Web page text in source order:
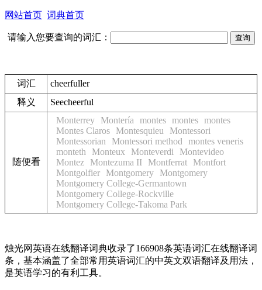
网站首页 词典首页
请输入您要查询的词汇：
词汇
cheerfuller
释义
Seecheerful
随便看
Monterrey Montería montes montes montes
Montes Claros
Montesquieu
Montessori
Montessorian
Montessori method
montes veneris
monteth
Monteux Monteverdi
Montevideo
Montez
Montezuma II Montferrat
Montfort
Montgolfier
Montgomery
Montgomery
Montgomery College-Germantown
Montgomery College-Rockville
Montgomery College-Takoma Park
烛光网英语在线翻译词典收录了166908条英语词汇在线翻译词
条，基本涵盖了全部常用英语词汇的中英文双语翻译及用法，
是英语学习的有利工具。